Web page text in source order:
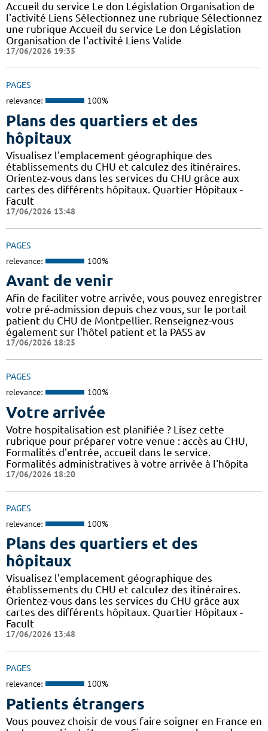
Accueil du service Le don Législation Organisation de
l'activité Liens Sélectionnez une rubrique Sélectionnez
une rubrique Accueil du service Le don Législation
Organisation de l'activité Liens Valide
17/06/2026 19:35
PAGES
relevance: 100%
Plans des quartiers et des
hôpitaux
Visualisez l'emplacement géographique des
établissements du CHU et calculez des itinéraires.
Orientez-vous dans les services du CHU grâce aux
cartes des différents hôpitaux. Quartier Hôpitaux -
Facult
17/06/2026 13:48
PAGES
relevance: 100%
Avant de venir
Afin de faciliter votre arrivée, vous pouvez enregistrer
votre pré-admission depuis chez vous, sur le portail
patient du CHU de Montpellier. Renseignez-vous
également sur l'hôtel patient et la PASS av
17/06/2026 18:25
PAGES
relevance: 100%
Votre arrivée
Votre hospitalisation est planifiée ? Lisez cette
rubrique pour préparer votre venue : accès au CHU,
Formalités d'entrée, accueil dans le service.
Formalités administratives à votre arrivée à l'hôpita
17/06/2026 18:20
PAGES
relevance: 100%
Plans des quartiers et des
hôpitaux
Visualisez l'emplacement géographique des
établissements du CHU et calculez des itinéraires.
Orientez-vous dans les services du CHU grâce aux
cartes des différents hôpitaux. Quartier Hôpitaux -
Facult
17/06/2026 13:48
PAGES
relevance: 100%
Patients étrangers
Vous pouvez choisir de vous faire soigner en France en